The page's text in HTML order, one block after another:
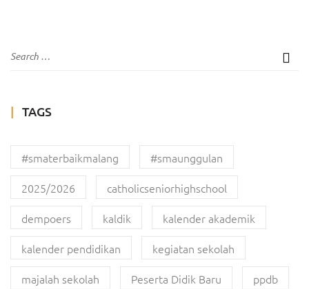
TAGS
#smaterbaikmalang
#smaunggulan
2025/2026
catholicseniorhighschool
dempoers
kaldik
kalender akademik
kalender pendidikan
kegiatan sekolah
majalah sekolah
Peserta Didik Baru
ppdb